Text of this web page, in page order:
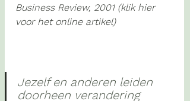
Business Review, 2001 (klik hier
voor het online artikel)
Jezelf en anderen leiden
doorheen verandering